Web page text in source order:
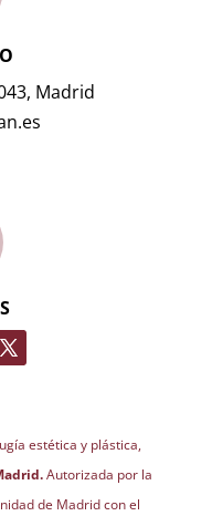
Madrid
estética y plástica,
Autorizada por la
de Madrid con el